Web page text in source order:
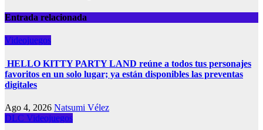
Entrada relacionada
Videojuegos
HELLO KITTY PARTY LAND reúne a todos tus personajes
favoritos en un solo lugar; ya están disponibles las preventas
digitales
Ago 4, 2026 Natsumi Vélez
DLC Videojuegos